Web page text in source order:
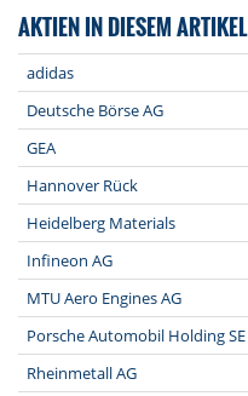
AKTIEN IN DIESEM ARTIKEL
adidas
Deutsche Börse AG
GEA
Hannover Rück
Heidelberg Materials
Infineon AG
MTU Aero Engines AG
Porsche Automobil Holding SE
Rheinmetall AG